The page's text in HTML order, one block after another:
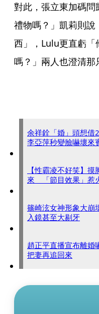
對此，張立東加碼
禮物嗎？」凱莉則
西」，Lulu更直虧「
嗎？」兩人也澄清那
余祥銓「婚」頭想
李亞萍秒變臉嚇壞來
【性霸凌不好笑】
來 「節目效果」惹
篠崎泫女神形象大
入鏡甚至大剔牙
趙正平直播宣布離
把妻再追回來